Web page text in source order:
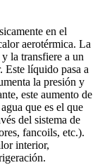
en el
aerotérmica. La
la transfiere a un
Este líquido pasa a
la presión y
este aumento de
que es el que
del sistema de
fancoils, etc.).
interior,